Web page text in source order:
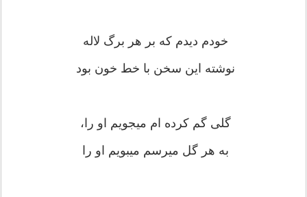
خودم دیدم که بر هر برگ لاله
نوشته این سخن با خط خون بود
گلى گم کرده ام میجویم او را،
به هر گل میرسم میبویم او را